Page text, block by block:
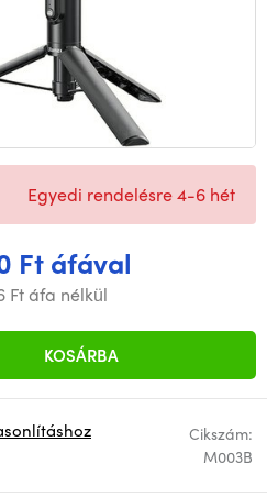
Ft áfával
Ft áfa nélkül
KOSÁRBA
Egyedi rendelésre 4-6 hét
Cikszám:
M003B